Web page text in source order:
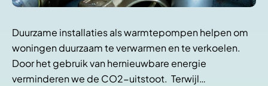
Duurzame installaties als warmtepompen helpen om
woningen duurzaam te verwarmen en te verkoelen.
Door het gebruik van hernieuwbare energie
verminderen we de CO2-uitstoot. Terwijl…